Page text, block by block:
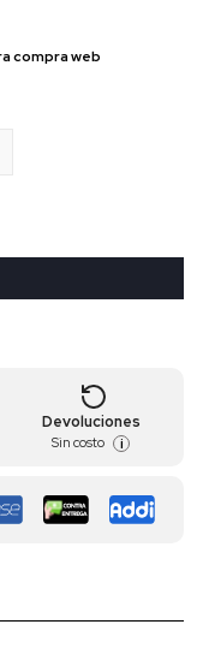
compra web
Devoluciones
Sin costo i